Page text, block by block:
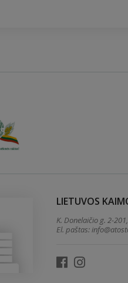
LIETUVOS
K. Donelaičio g. 2-
El. paštas: